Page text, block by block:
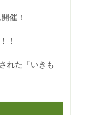
催！
！
れた「いきも